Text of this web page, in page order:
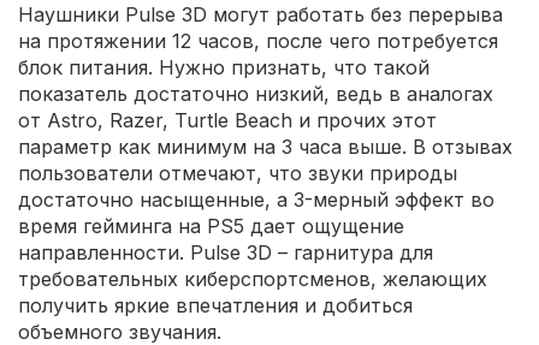
Наушники Pulse 3D могут работать без перерыва
на протяжении 12 часов, после чего потребуется
блок питания. Нужно признать, что такой
показатель достаточно низкий, ведь в аналогах
от Astro, Razer, Turtle Beach и прочих этот
параметр как минимум на 3 часа выше. В отзывах
пользователи отмечают, что звуки природы
достаточно насыщенные, а 3-мерный эффект во
время гейминга на PS5 дает ощущение
направленности. Pulse 3D – гарнитура для
требовательных киберспортсменов, желающих
получить яркие впечатления и добиться
объемного звучания.